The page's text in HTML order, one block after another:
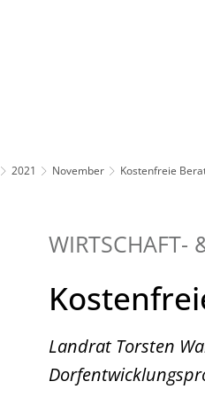
2021 November Kostenfreie
WIRTSCHAFT-
Landrat Torsten